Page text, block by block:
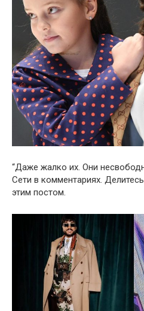
“Даже жалко их. Они
Сети в комментариях.
этим постом.